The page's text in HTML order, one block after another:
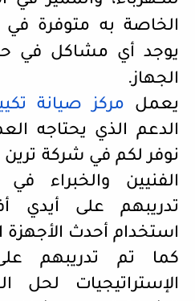
الخاصة به متوفرة في
يوجد أي مشاكل في
الجهاز.
يعمل مركز صيانة
الدعم الذي يحتاجه
نوفر لكم في شركة
الفنيين والخبراء
تدريبهم على أيدي
استخدام أحدث
كما تم تدريبهم
الإستراتيجيات لحل